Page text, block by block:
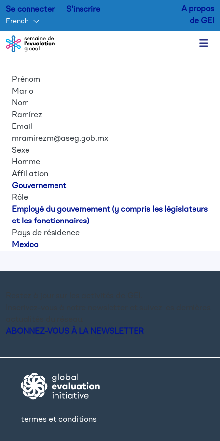
Se connecter S'inscrire
French
A propos
de GEI
Prénom
Mario
Nom
Ramírez
Email
mramirezm@aseg.gob.mx
Sexe
Homme
Affiliation
Gouvernement
Rôle
Employé du gouvernement (y compris les législateurs
et les fonctionnaires)
Pays de résidence
Mexico
ABONNEZ-VOUS À LA NEWSLETTER
termes et conditions